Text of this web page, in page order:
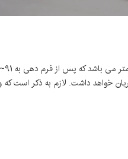
خواهد داشت. لازم به ذکر است که